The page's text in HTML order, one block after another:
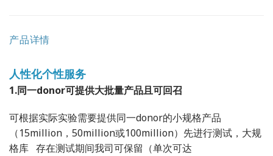
产品详情
人性化个性服务
1.同一donor可提供大批量产品且可回召
可根据实际实验需要提供同一donor的小规格产品
（15million，50million或100million）先进行测试，大规
格库 存在测试期间我司可保留（单次可达